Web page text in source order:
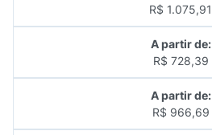
R$ 1.075,91
A partir de:
R$ 728,39
A partir de:
R$ 966,69